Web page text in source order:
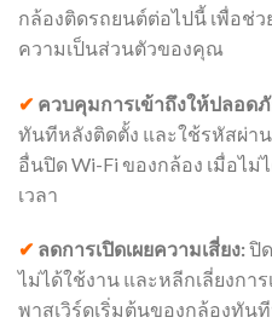
กล้องติดรถยนต์ต่อไปนี้ เพื่อช่
ความเป็นส่วนตัวของคุณ
✔ ควบคุมการเข้าถึงให้ปลอด
ทันทีหลังติดตั้ง และใช้รหัสผ่า
อื่นปิด Wi-Fi ของกล้อง เมื่อไม่
เวลา
✔ ลดการเปิดเผยความเสี่ยง:ปิ
ไม่ได้ใช้งาน และหลีกเลี่ยงกา
พาสเวิร์ดเริ่มต้นของกล้องทัน